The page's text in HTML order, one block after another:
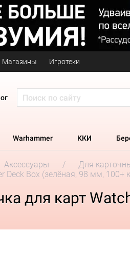
Магазины Игротеки
Warhammer ККИ
Аксессуары Для
Deck Box (зелёная, 98 мм, 100+
для карт